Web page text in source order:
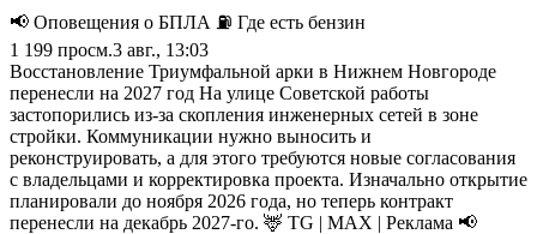
📢 Оповещения о БПЛА ⛽️ Где есть бензин
1 199 просм.3 авг., 13:03
Восстановление Триумфальной арки в Нижнем Новгороде
перенесли на 2027 год На улице Советской работы
застопорились из-за скопления инженерных сетей в зоне
стройки. Коммуникации нужно выносить и
реконструировать, а для этого требуются новые согласования
с владельцами и корректировка проекта. Изначально открытие
планировали до ноября 2026 года, но теперь контракт
перенесли на декабрь 2027-го. 🦌 TG | MAX | Реклама 📢